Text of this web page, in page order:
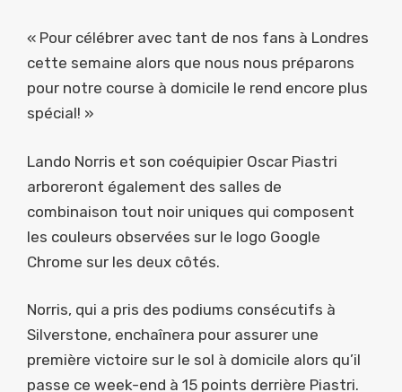
« Pour célébrer avec tant de nos fans à Londres
cette semaine alors que nous nous préparons
pour notre course à domicile le rend encore plus
spécial! »
Lando Norris et son coéquipier Oscar Piastri
arboreront également des salles de
combinaison tout noir uniques qui composent
les couleurs observées sur le logo Google
Chrome sur les deux côtés.
Norris, qui a pris des podiums consécutifs à
Silverstone, enchaînera pour assurer une
première victoire sur le sol à domicile alors qu’il
passe ce week-end à 15 points derrière Piastri.